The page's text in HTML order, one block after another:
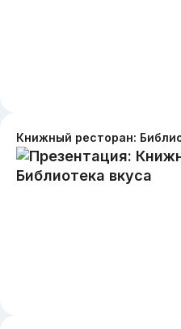
Книжный ресторан: